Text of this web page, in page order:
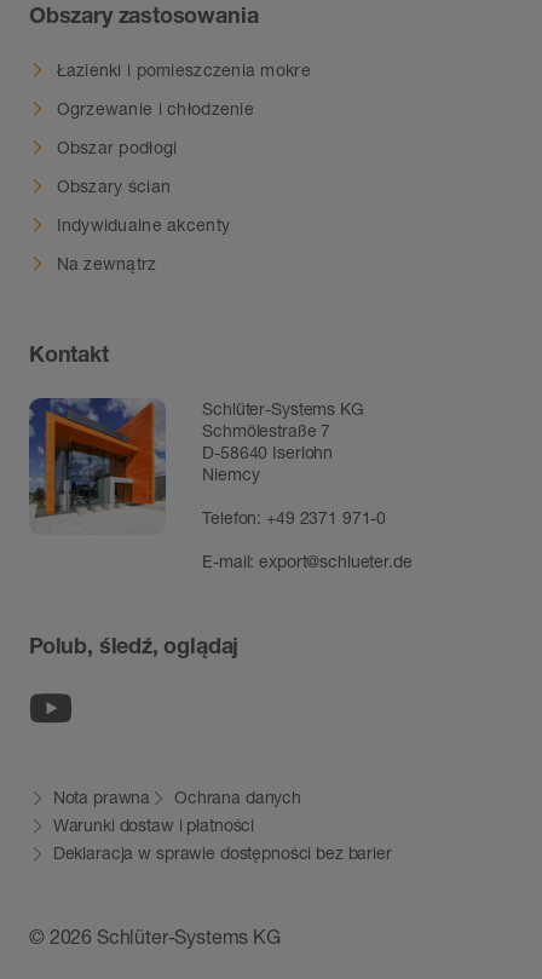
Obszary zastosowania
Łazienki i pomieszczenia mokre
Ogrzewanie i chłodzenie
Obszar podłogi
Obszary ścian
Indywidualne akcenty
Na zewnątrz
Kontakt
Schlüter-Systems KG
Schmölestraße 7
D-58640 Iserlohn
Niemcy
Telefon:+49 2371 971-0
E-mail:export@schlueter.de
Polub, śledź, oglądaj
© 2026 Schlüter-Systems KG
Nota prawna
Ochrana danych
Warunki dostaw i płatności
Deklaracja w sprawie dostępności bez barier